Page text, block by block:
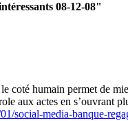
08-12-08"
coté humain permet de
aux actes en s’ouvrant
social-media-banque-